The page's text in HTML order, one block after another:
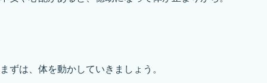
まずは、体を動かしていきましょう。